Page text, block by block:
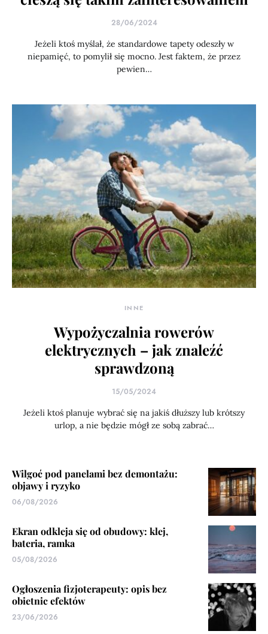
28/06/2024
Jeżeli ktoś myślał, że standardowe tapety odeszły w
niepamięć, to pomylił się mocno. Jest faktem, że przez
pewien…
INNE
Wypożyczalnia rowerów
elektrycznych – jak znaleźć
sprawdzoną
15/05/2024
Jeżeli ktoś planuje wybrać się na jakiś dłuższy lub krótszy
urlop, a nie będzie mógł ze sobą zabrać…
Wilgoć pod panelami bez demontażu:
objawy i ryzyko
06/08/2026
Ekran odkleja się od obudowy: klej,
bateria, ramka
05/08/2026
Ogłoszenia fizjoterapeuty: opis bez
obietnic efektów
23/06/2026